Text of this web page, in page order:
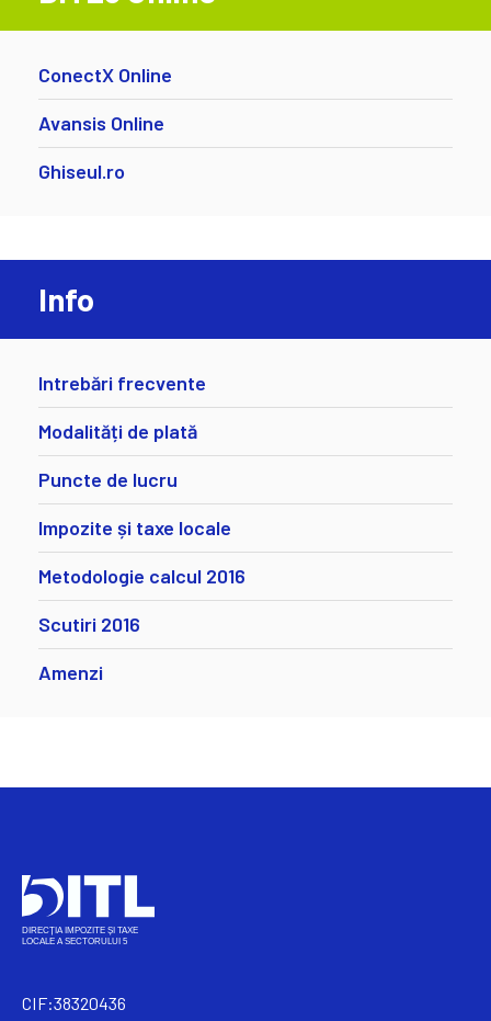
ConectX Online
Avansis Online
Ghiseul.ro
Info
Intrebări frecvente
Modalități de plată
Puncte de lucru
Impozite și taxe locale
Metodologie calcul 2016
Scutiri 2016
Amenzi
CIF:38320436